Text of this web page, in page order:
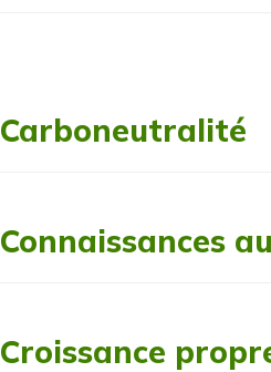
Carboneutralité
Connaissances
Croissance